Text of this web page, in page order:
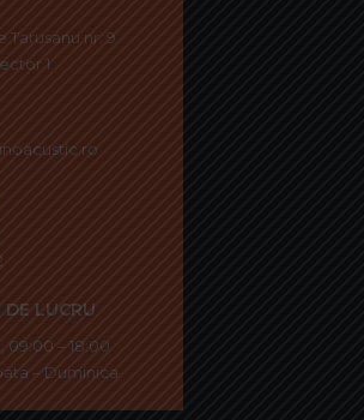
Tarusanu nr. 9
1
DE LUCRU
09:00 – 18:00
– Duminica